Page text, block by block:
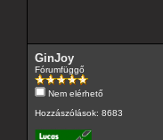
GinJoy
Fórumfüggő
Nem elérhető
Hozzászólások: 8683